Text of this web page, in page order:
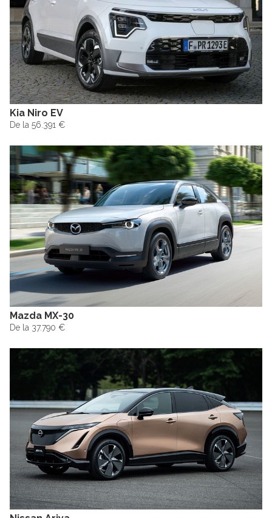
Kia Niro EV
De la 56.391 €
Mazda MX-30
De la 37.790 €